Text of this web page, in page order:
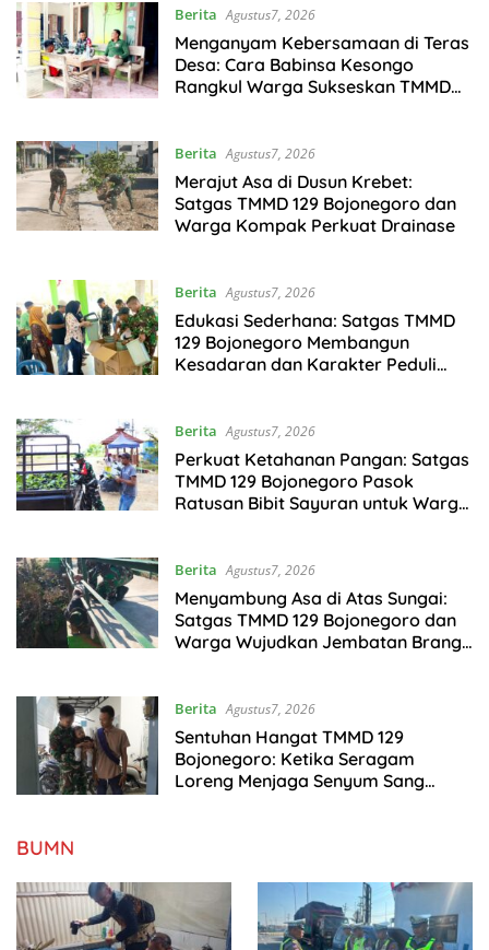
Berita Agustus7, 2026
Menganyam Kebersamaan di Teras
Desa: Cara Babinsa Kesongo
Rangkul Warga Sukseskan TMMD
Berita Agustus7, 2026
Merajut Asa di Dusun Krebet:
Satgas TMMD 129 Bojonegoro dan
Warga Kompak Perkuat Drainase
Berita Agustus7, 2026
Edukasi Sederhana: Satgas TMMD
129 Bojonegoro Membangun
Kesadaran dan Karakter Peduli
Berita Agustus7, 2026
Perkuat Ketahanan Pangan: Satgas
TMMD 129 Bojonegoro Pasok
Ratusan Bibit Sayuran untuk Warga
Berita Agustus7, 2026
Menyambung Asa di Atas Sungai:
Satgas TMMD 129 Bojonegoro dan
Warga Wujudkan Jembatan Brang
Berita Agustus7, 2026
Sentuhan Hangat TMMD 129
Bojonegoro: Ketika Seragam
Loreng Menjaga Senyum Sang
BUMN